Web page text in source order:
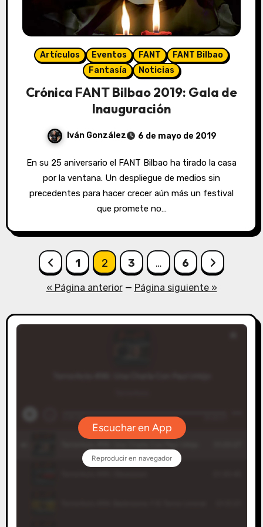
Artículos Eventos FANT
FANT Bilbao
Fantasía
Noticias
Crónica FANT Bilbao 2019: Gala de
Inauguración
Iván González 6 de mayo de 2019
En su 25 aniversario el FANT Bilbao ha tirado la casa
por la ventana. Un despliegue de medios sin
precedentes para hacer crecer aún más un festival
que promete no…
Paginación
entradas
1 2 3 … 6
« Página anterior— Página siguiente »